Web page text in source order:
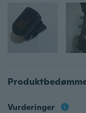
Vurderinger